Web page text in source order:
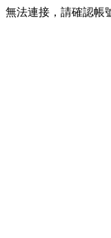
無法連接，請確認帳